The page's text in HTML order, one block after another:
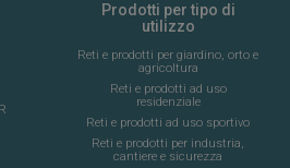
Prodotti per tipo di
utilizzo
Reti e prodotti per giardino, orto e
agricoltura
Reti e prodotti ad uso
residenziale
Reti e prodotti ad uso sportivo
Reti e prodotti per industria,
cantiere e sicurezza